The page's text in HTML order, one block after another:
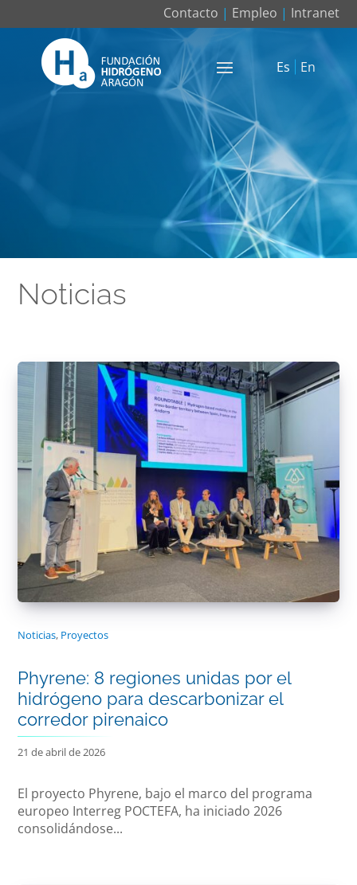
Contacto | Empleo | Intranet
Es En
Noticias
Noticias, Proyectos
Phyrene: 8 regiones unidas por el
hidrógeno para descarbonizar el
corredor pirenaico
21 de abril de 2026
El proyecto Phyrene, bajo el marco del programa
europeo Interreg POCTEFA, ha iniciado 2026
consolidándose...